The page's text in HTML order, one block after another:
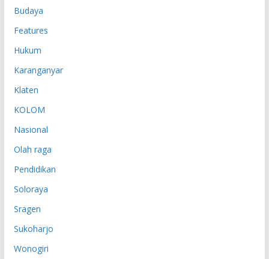
Budaya
Features
Hukum
Karanganyar
Klaten
KOLOM
Nasional
Olah raga
Pendidikan
Soloraya
Sragen
Sukoharjo
Wonogiri